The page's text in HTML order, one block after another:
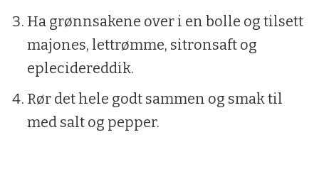
0,5 ts salt
0,5 ts pepper
Ha grønnsakene over i en bolle og tilsett
majones, lettrømme, sitronsaft og
eplecidereddik.
Rør det hele godt sammen og smak til
med salt og pepper.